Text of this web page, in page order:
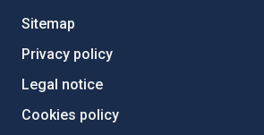
Sitemap
Privacy policy
Legal notice
Cookies policy